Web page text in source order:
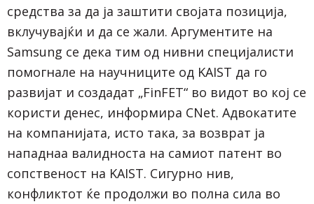
средства за да ја заштити својата позиција,
вклучувајќи и да се жали. Аргументите на
Samsung се дека тим од нивни специјалисти
помогнале на научниците од KAIST да го
развијат и создадат „FinFET“ во видот во кој се
користи денес, информира CNet. Адвокатите
на компанијата, исто така, за возврат ја
нападнаа валидноста на самиот патент во
сопственост на KAIST. Сигурно нив,
конфликтот ќе продолжи во полна сила во